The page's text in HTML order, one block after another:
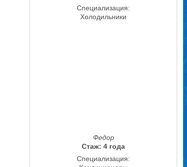
Специализация:
Холодильники
Федор
Стаж: 4 года
Специализация: